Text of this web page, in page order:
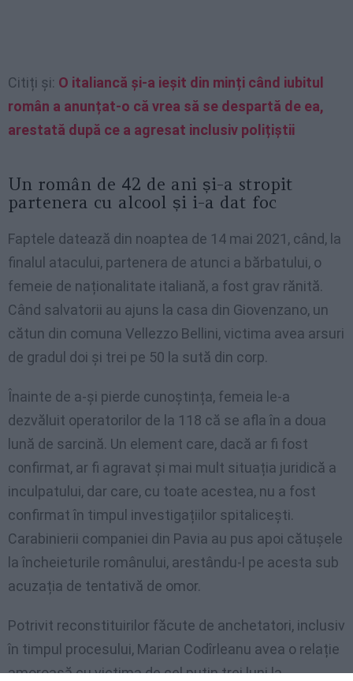
Citiți și: O italiancă și-a ieșit din minți când iubitul
român a anunțat-o că vrea să se despartă de ea,
arestată după ce a agresat inclusiv polițiștii
Un român de 42 de ani și-a stropit
partenera cu alcool și i-a dat foc
Faptele datează din noaptea de 14 mai 2021, când, la
finalul atacului, partenera de atunci a bărbatului, o
femeie de naționalitate italiană, a fost grav rănită.
Când salvatorii au ajuns la casa din Giovenzano, un
cătun din comuna Vellezzo Bellini, victima avea arsuri
de gradul doi și trei pe 50 la sută din corp.
Înainte de a-și pierde cunoștința, femeia le-a
dezvăluit operatorilor de la 118 că se afla în a doua
lună de sarcină. Un element care, dacă ar fi fost
confirmat, ar fi agravat și mai mult situația juridică a
inculpatului, dar care, cu toate acestea, nu a fost
confirmat în timpul investigațiilor spitalicești.
Carabinierii companiei din Pavia au pus apoi cătușele
la încheieturile românului, arestându-l pe acesta sub
acuzația de tentativă de omor.
Potrivit reconstituirilor făcute de anchetatori, inclusiv
în timpul procesului, Marian Codîrleanu avea o relație
amoroasă cu victima de cel puțin trei luni la